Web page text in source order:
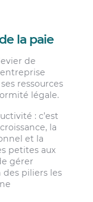
la paie
de
ressources
légale.
: c’est
la
et la
petites aux
gérer
piliers les